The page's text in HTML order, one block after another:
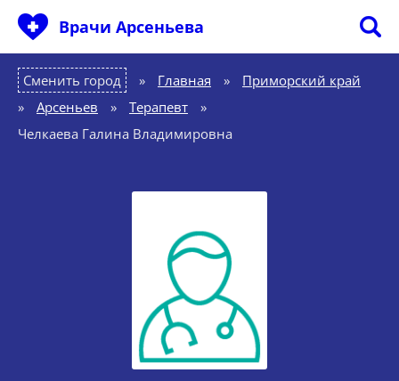
Врачи Арсеньева
Сменить город Главная »
Приморский край
»
Арсеньев » Терапевт
»
Челкаева Галина Владимировна